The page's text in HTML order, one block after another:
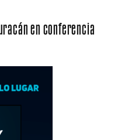
en conferencia